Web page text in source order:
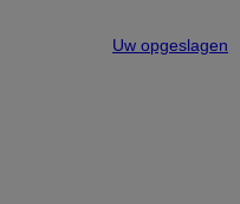
Uw opgeslagen